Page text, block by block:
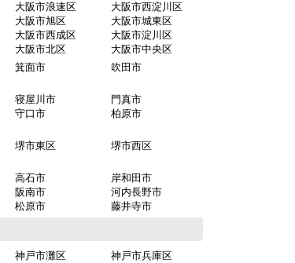
大阪市浪速区
大阪市西淀川区
大阪市旭区
大阪市城東区
大阪市西成区
大阪市淀川区
大阪市北区
大阪市中央区
箕面市
吹田市
寝屋川市
門真市
守口市
柏原市
堺市東区
堺市西区
高石市
岸和田市
阪南市
河内長野市
松原市 藤井寺市
神戸市灘区
神戸市兵庫区